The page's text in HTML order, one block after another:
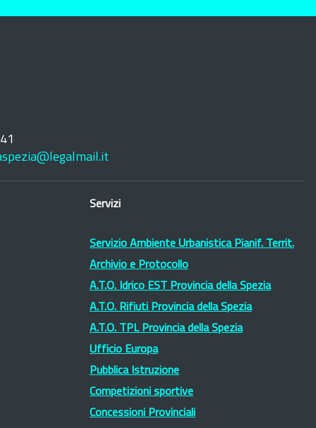
Servizi
Servizio Ambiente Urbanistica Pianif. Territ.
Archivio e Protocollo
A.T.O. Idrico EST Provincia della Spezia
A.T.O. Rifiuti Provincia della Spezia
A.T.O. TPL Provincia della Spezia
Ufficio Europa
Pubblica Istruzione
Competizioni sportive
Concessioni Provinciali